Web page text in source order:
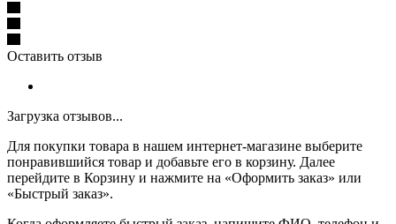
Оставить отзыв
Загрузка отзывов...
Для покупки товара в нашем интернет-магазине выберите
понравившийся товар и добавьте его в корзину. Далее
перейдите в Корзину и нажмите на «Оформить заказ» или
«Быстрый заказ».